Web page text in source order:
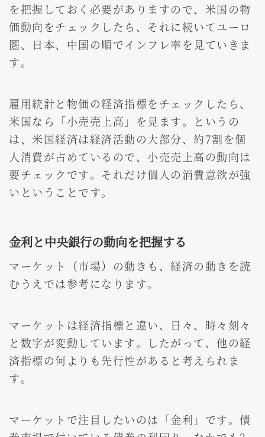
を把握しておく必要がありますので、米国の物
価動向をチェックしたら、それに続いてユーロ
圏、日本、中国の順でインフレ率を見ていきま
す。
雇用統計と物価の経済指標をチェックしたら、
米国なら「小売売上高」を見ます。というの
は、米国経済は経済活動の大部分、約7割を個
人消費が占めているので、小売売上高の動向は
要チェックです。それだけ個人の消費意欲が強
いということです。
金利と中央銀行の動向を把握する
マーケット（市場）の動きも、経済の動きを読
むうえでは参考になります。
マーケットは経済指標と違い、日々、時々刻々
と数字が変動しています。したがって、他の経
済指標の何よりも先行性があると考えられま
す。
マーケットで注目したいのは「金利」です。債